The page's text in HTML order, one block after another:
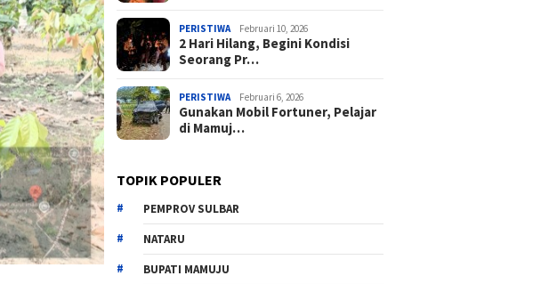
PERISTIWA Februari 10, 2026
2 Hari Hilang, Begini Kondisi
Seorang Pr…
PERISTIWA Februari 6, 2026
Gunakan Mobil Fortuner, Pelajar
di Mamuj…
TOPIK POPULER
PEMPROV SULBAR
NATARU
BUPATI MAMUJU